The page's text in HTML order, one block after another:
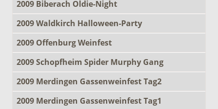
2009 Biberach Oldie-Night
2009 Waldkirch Halloween-Party
2009 Offenburg Weinfest
2009 Schopfheim Spider Murphy Gang
2009 Merdingen Gassenweinfest Tag2
2009 Merdingen Gassenweinfest Tag1